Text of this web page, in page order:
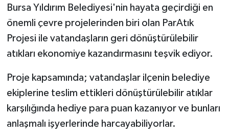
Bursa Yıldırım Belediyesi'nin hayata geçirdiği en
önemli çevre projelerinden biri olan ParAtık
Projesi ile vatandaşların geri dönüştürülebilir
atıkları ekonomiye kazandırmasını teşvik ediyor.
Proje kapsamında; vatandaşlar ilçenin belediye
ekiplerine teslim ettikleri dönüştürülebilir atıklar
karşılığında hediye para puan kazanıyor ve bunları
anlaşmalı işyerlerinde harcayabiliyorlar.